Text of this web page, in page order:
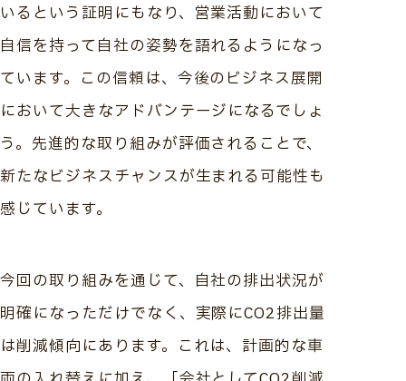
いるという証明にもなり、営業活動において
自信を持って自社の姿勢を語れるようになっ
ています。この信頼は、今後のビジネス展開
において大きなアドバンテージになるでしょ
う。先進的な取り組みが評価されることで、
新たなビジネスチャンスが生まれる可能性も
感じています。
今回の取り組みを通じて、自社の排出状況が
明確になっただけでなく、実際にCO2排出量
は削減傾向にあります。これは、計画的な車